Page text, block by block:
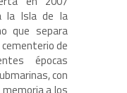
la Isla de la
que separa
de
épocas
con
a los